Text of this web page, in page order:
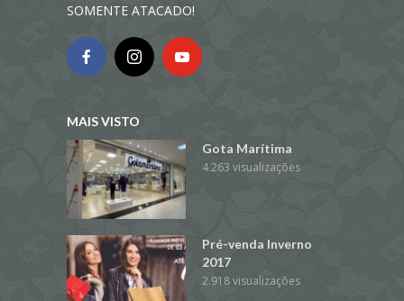
SOMENTE ATACADO!
MAIS VISTO
Gota Marítima
4.263 visualizações
Pré-venda Inverno
2017
2.918 visualizações